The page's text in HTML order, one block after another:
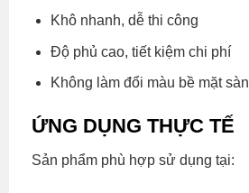
Khô nhanh, dễ thi công
Độ phủ cao, tiết kiệm chi phí
Không làm đổi màu bề mặt sàn
ỨNG DỤNG THỰC TẾ
Sản phẩm phù hợp sử dụng tại: